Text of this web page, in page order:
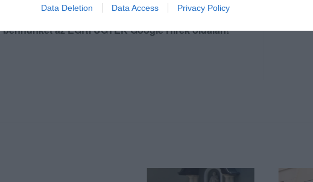
Data Deletion Data Access Privacy Policy
az EGRI ÜGYEK Google Hírek oldalán!